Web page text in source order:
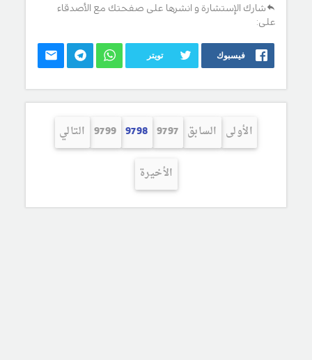
شارك الإستشارة و انشرها على صفحتك مع الأصدقاء
على:
فيسبوك تويتر
الأولى السابق 9797
9798
9799 التالي
الأخيرة